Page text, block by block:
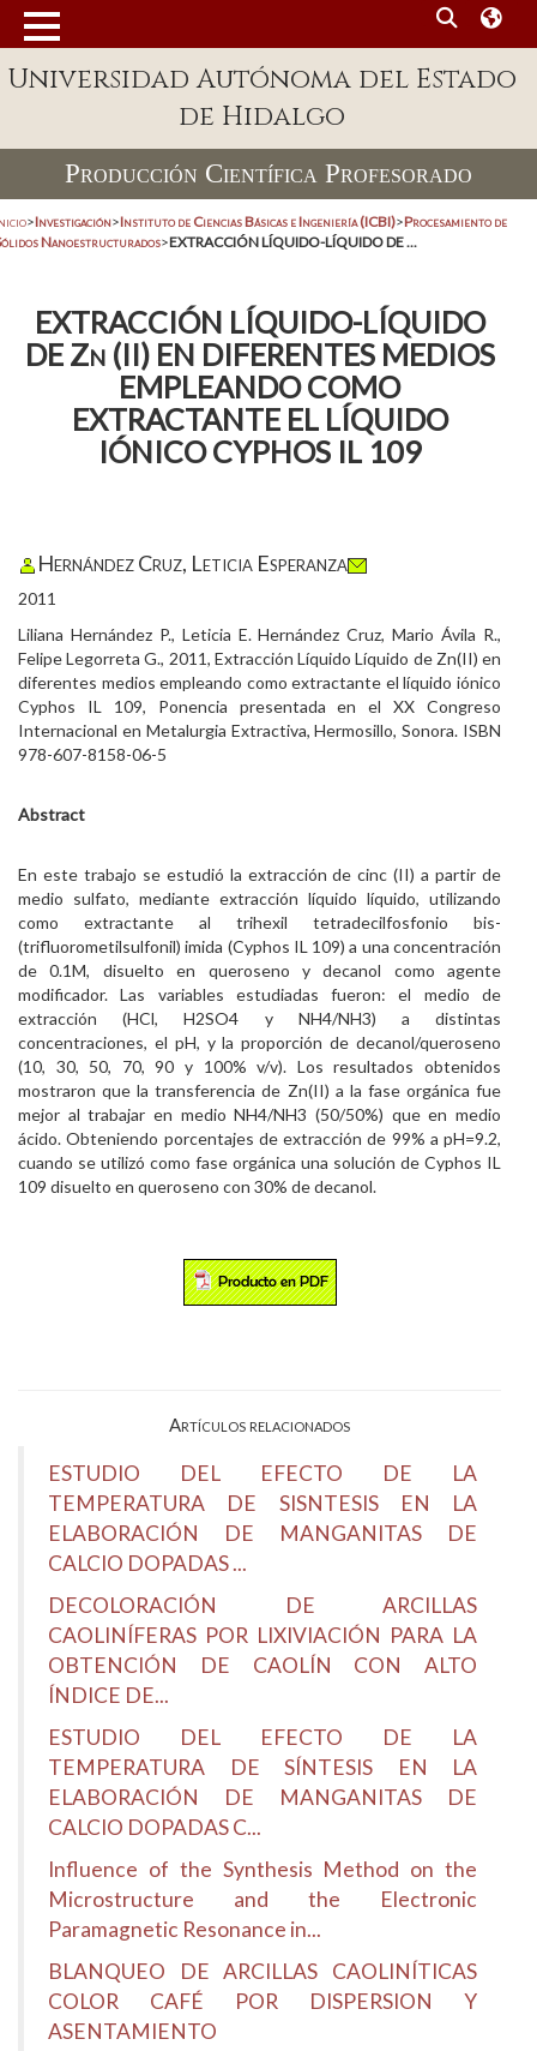
Universidad Autónoma del Estado
de Hidalgo
Producción Científica Profesorado
>Investigación>Instituto de Ciencias Básicas e Ingeniería (ICBI)>Procesamiento de
Nanoestructurados>EXTRACCIÓN LÍQUIDO-LÍQUIDO DE ...
EXTRACCIÓN LÍQUIDO-LÍQUIDO
DE Zn (II) EN DIFERENTES MEDIOS
EMPLEANDO COMO
EXTRACTANTE EL LÍQUIDO
IÓNICO CYPHOS IL 109
Hernández Cruz, Leticia Esperanza
2011
Liliana Hernández P., Leticia E. Hernández Cruz, Mario Ávila R.,
Felipe Legorreta G., 2011, Extracción Líquido Líquido de Zn(II) en
diferentes medios empleando como extractante el líquido iónico
Cyphos IL 109, Ponencia presentada en el XX Congreso
Internacional en Metalurgia Extractiva, Hermosillo, Sonora. ISBN
978-607-8158-06-5
Abstract
En este trabajo se estudió la extracción de cinc (II) a partir de
medio sulfato, mediante extracción líquido líquido, utilizando
como extractante al trihexil tetradecilfosfonio bis-
(trifluorometilsulfonil) imida (Cyphos IL 109) a una concentración
de 0.1M, disuelto en queroseno y decanol como agente
modificador. Las variables estudiadas fueron: el medio de
extracción (HCl, H2SO4 y NH4/NH3) a distintas
concentraciones, el pH, y la proporción de decanol/queroseno
(10, 30, 50, 70, 90 y 100% v/v). Los resultados obtenidos
mostraron que la transferencia de Zn(II) a la fase orgánica fue
mejor al trabajar en medio NH4/NH3 (50/50%) que en medio
ácido. Obteniendo porcentajes de extracción de 99% a pH=9.2,
cuando se utilizó como fase orgánica una solución de Cyphos IL
109 disuelto en queroseno con 30% de decanol.
Artículos relacionados
ESTUDIO DEL EFECTO DE LA
TEMPERATURA DE SISNTESIS EN LA
ELABORACIÓN DE MANGANITAS DE
CALCIO DOPADAS ...
DECOLORACIÓN DE ARCILLAS
CAOLINÍFERAS POR LIXIVIACIÓN PARA LA
OBTENCIÓN DE CAOLÍN CON ALTO
ÍNDICE DE...
ESTUDIO DEL EFECTO DE LA
TEMPERATURA DE SÍNTESIS EN LA
ELABORACIÓN DE MANGANITAS DE
CALCIO DOPADAS C...
Influence of the Synthesis Method on the
Microstructure and the Electronic
Paramagnetic Resonance in...
BLANQUEO DE ARCILLAS CAOLINÍTICAS
COLOR CAFÉ POR DISPERSION Y
ASENTAMIENTO